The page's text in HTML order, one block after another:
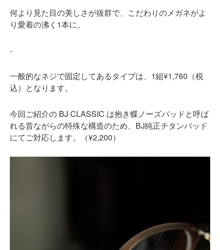
何より見た目の美しさが抜群で、こだわりのメガネがよ
り愛着の沸く1本に。
-
一般的なネジで固定してあるタイプは、1組¥1,760（税
込）となります。
今回ご紹介の BJ CLASSIC は抱き蝶ノーズパッドと呼ば
れる昔ながらの特殊な構造のため、 BJ純正チタンパッド
にてご対応します。（¥2,200）